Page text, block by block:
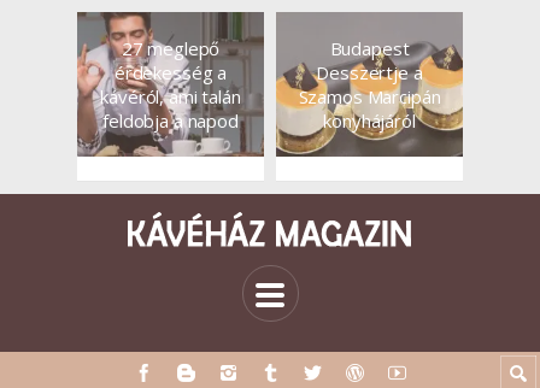
27 meglepő
érdekesség a
kávéról, ami talán
feldobja a napod
Budapest
Desszertje a
Szamos Marcipán
konyhájáról